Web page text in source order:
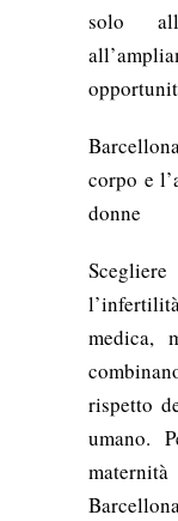
solo
corpo e
donne
medica,
rispetto
umano.